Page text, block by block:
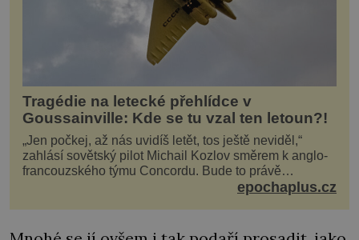
Tragédie na letecké přehlídce v
Goussainville: Kde se tu vzal ten letoun?!
„Jen počkej, až nás uvidíš letět, tos ještě neviděl,“
zahlásí sovětský pilot Michail Kozlov směrem k anglo-
francouzského týmu Concordu. Bude to právě
konkurenční boj, co bude stát za smrtí celé 6členné
epochaplus.cz